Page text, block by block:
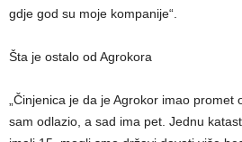
gdje god su moje kompanije“.
Šta je ostalo od Agrokora
„Činjenica je da je Agrokor imao promet
sam odlazio, a sad ima pet. Jednu